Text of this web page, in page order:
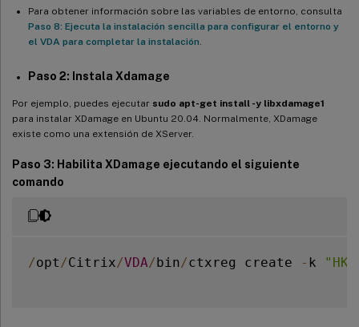
Para obtener información sobre las variables de entorno, consulta
Paso 8: Ejecuta la instalación sencilla para configurar el entorno y
el VDA para completar la instalación
Paso 2: Instala Xdamage
Por ejemplo, puedes ejecutar sudo apt-get install -y libxdamage1
para instalar XDamage en Ubuntu 20.04. Normalmente, XDamage
existe como una extensión de XServer.
Paso 3: Habilita XDamage ejecutando el siguiente
comando
/opt /Citrix/VDA/bin/ctxreg create - k